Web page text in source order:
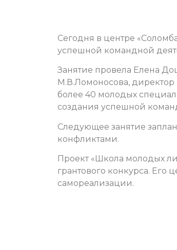
Сегодня в центре
успешной командной
Занятие провела Елена
М.В.Ломоносова, директор
более 40 молодых
создания успешной
Следующее занятие
конфликтами.
Проект «Школа молодых
грантового конкурса.
самореализации.